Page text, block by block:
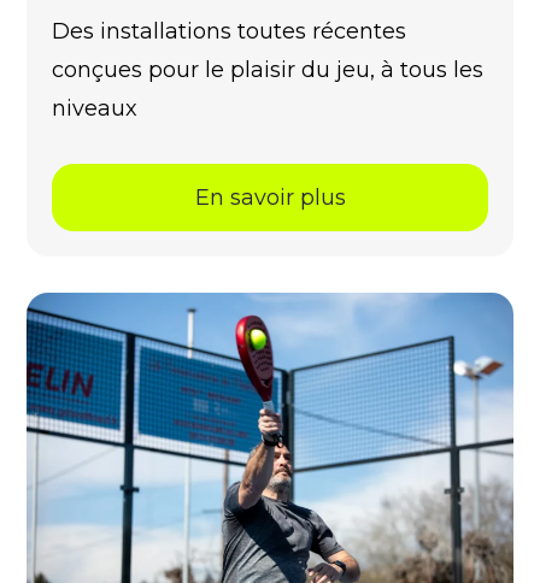
Des installations toutes récentes
conçues pour le plaisir du jeu, à tous les
niveaux
En savoir plus